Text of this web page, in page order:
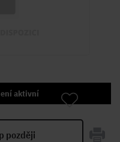
aktivní
později